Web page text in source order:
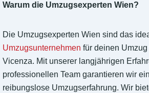
Warum die Umzugsexperten Wien?
Die Umzugsexperten Wien sind das
Umzugsunternehmen für deinen
Vicenza. Mit unserer langjährigen
professionellen Team garantieren wir
reibungslose Umzugserfahrung. Wir